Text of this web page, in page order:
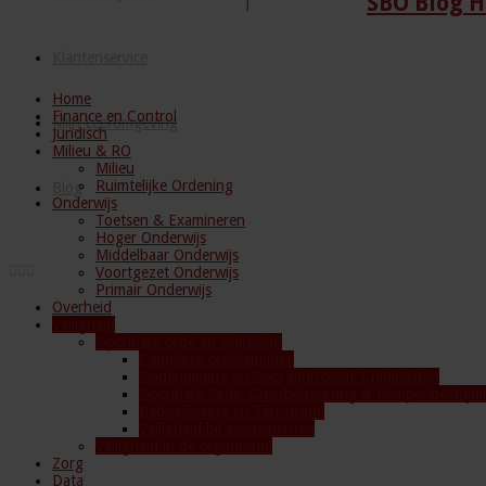
Mijn Leeromgeving
Blog
Home
Finance en Control
Juridisch
Milieu & RO
Milieu
Ruimtelijke Ordening
Onderwijs
Toetsen & Examineren
Hoger Onderwijs
Middelbaar Onderwijs
Voortgezet Onderwijs
Primair Onderwijs
Overheid
Zorg
Data